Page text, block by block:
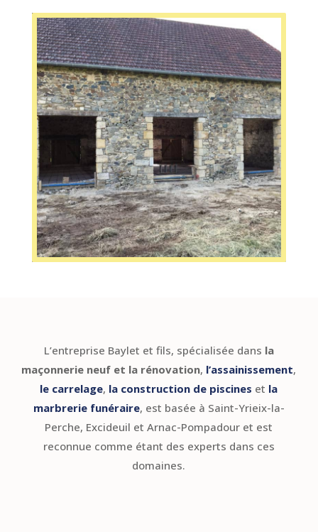
L’entreprise Baylet et fils, spécialisée dans la
maçonnerie neuf et la rénovation, l’assainissement,
le carrelage, la construction de piscines et la
marbrerie funéraire, est basée à Saint-Yrieix-la-
Perche, Excideuil et Arnac-Pompadour et est
reconnue comme étant des experts dans ces
domaines.